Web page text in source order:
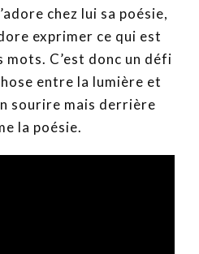
chez lui sa poésie,
exprimer ce qui est
mots. C’est donc un défi
entre la lumière et
sourire mais derrière
la poésie.